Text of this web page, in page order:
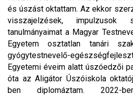
és úszást oktattam. Az ekkor
visszajelzések, impulzusok
tanulmányaimat a Magyar
Egyetem osztatlan tanári
gyógytestnevelő-
Egyetemi éveim alatt úszóedzői
óta az Aligátor Úszóiskola
ben diplomáztam. 2022-